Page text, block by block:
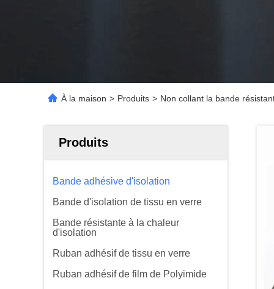
À la maison > Produits > Non collant la bande
Produits
Bande adhésive d'isolation
Bande d'isolation de tissu en verre
Bande résistante à la chaleur
d'isolation
Ruban adhésif de tissu en verre
Ruban adhésif de film de Polyimide